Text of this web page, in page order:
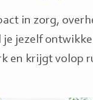
in zorg,
jezelf
en krijgt volop